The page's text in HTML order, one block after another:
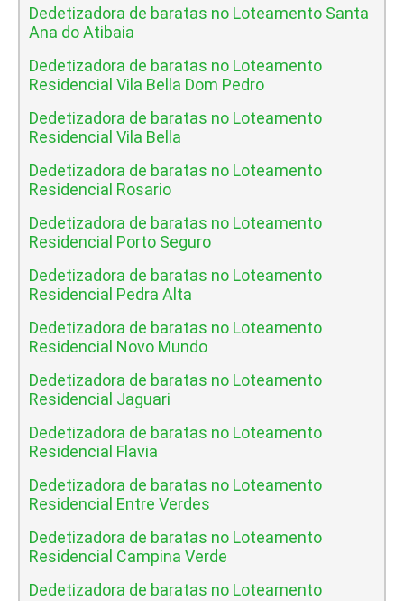
Dedetizadora de baratas no Loteamento Santa
Ana do Atibaia
Dedetizadora de baratas no Loteamento
Residencial Vila Bella Dom Pedro
Dedetizadora de baratas no Loteamento
Residencial Vila Bella
Dedetizadora de baratas no Loteamento
Residencial Rosario
Dedetizadora de baratas no Loteamento
Residencial Porto Seguro
Dedetizadora de baratas no Loteamento
Residencial Pedra Alta
Dedetizadora de baratas no Loteamento
Residencial Novo Mundo
Dedetizadora de baratas no Loteamento
Residencial Jaguari
Dedetizadora de baratas no Loteamento
Residencial Flavia
Dedetizadora de baratas no Loteamento
Residencial Entre Verdes
Dedetizadora de baratas no Loteamento
Residencial Campina Verde
Dedetizadora de baratas no Loteamento